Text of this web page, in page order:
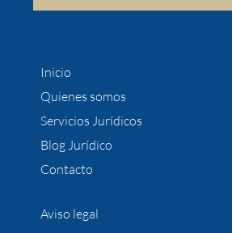
Inicio
Quienes somos
Servicios Jurídicos
Blog Jurídico
Contacto
Aviso legal